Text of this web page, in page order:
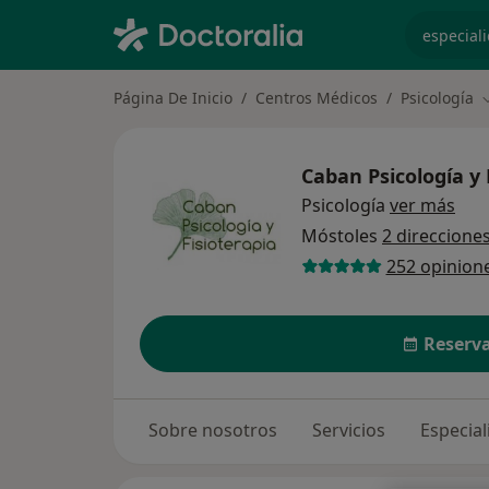
Página De Inicio Centros Médicos Psicología
Caban Psicología
Psicología ver más
Móstoles 2 direcciones
252
Sobre nosotros Servicios